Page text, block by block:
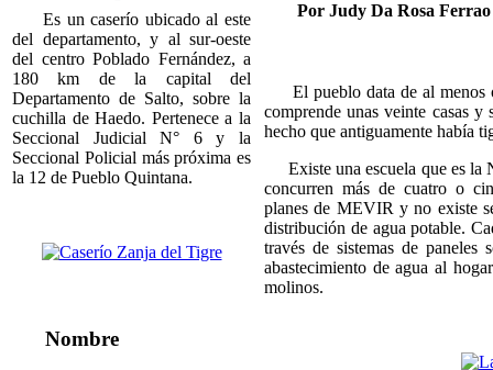
Es un caserío ubicado al este
del departamento, y al sur-oeste
del centro Poblado Fernández, a
180 km de la capital del
Departamento de Salto, sobre la
cuchilla de Haedo. Pertenece a la
Seccional Judicial N° 6 y la
Seccional Policial más próxima es
la 12 de Pueblo Quintana.
Nombre
Por Judy Da Rosa Ferrao
El pueblo data de al menos
comprende unas veinte casas
hecho que antiguamente había
Existe una escuela que es la
concurren más de cuatro o
planes de MEVIR y no existe
distribución de agua potable.
través de sistemas de
abastecimiento de agua al
molinos.